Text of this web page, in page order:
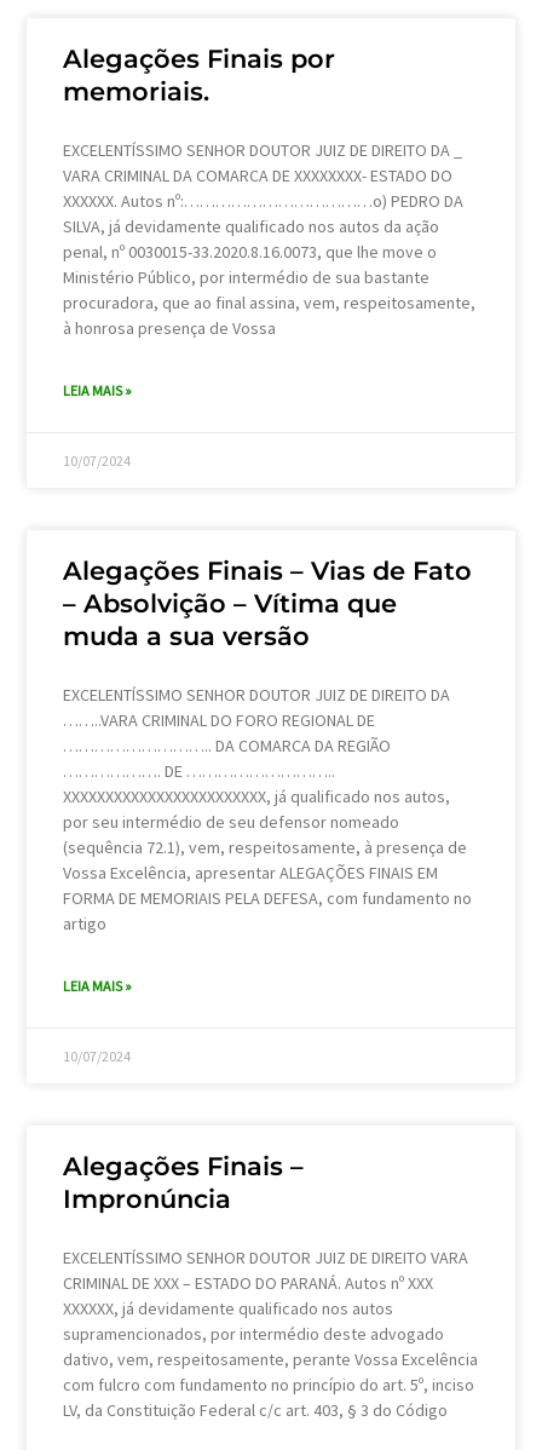
Alegações Finais por
memoriais.
EXCELENTÍSSIMO SENHOR DOUTOR JUIZ DE DIREITO DA _
VARA CRIMINAL DA COMARCA DE XXXXXXXX- ESTADO DO
XXXXXX. Autos nº:………………………………o) PEDRO DA
SILVA, já devidamente qualificado nos autos da ação
penal, nº 0030015-33.2020.8.16.0073, que lhe move o
Ministério Público, por intermédio de sua bastante
procuradora, que ao final assina, vem, respeitosamente,
à honrosa presença de Vossa
LEIA MAIS »
10/07/2024
Alegações Finais – Vias de Fato
– Absolvição – Vítima que
muda a sua versão
EXCELENTÍSSIMO SENHOR DOUTOR JUIZ DE DIREITO DA
……..VARA CRIMINAL DO FORO REGIONAL DE
……………………….. DA COMARCA DA REGIÃO
………………. DE ………………………..
XXXXXXXXXXXXXXXXXXXXXXXX, já qualificado nos autos,
por seu intermédio de seu defensor nomeado
(sequência 72.1), vem, respeitosamente, à presença de
Vossa Excelência, apresentar ALEGAÇÕES FINAIS EM
FORMA DE MEMORIAIS PELA DEFESA, com fundamento no
artigo
LEIA MAIS »
10/07/2024
Alegações Finais –
Impronúncia
EXCELENTÍSSIMO SENHOR DOUTOR JUIZ DE DIREITO VARA
CRIMINAL DE XXX – ESTADO DO PARANÁ. Autos nº XXX
XXXXXX, já devidamente qualificado nos autos
supramencionados, por intermédio deste advogado
dativo, vem, respeitosamente, perante Vossa Excelência
com fulcro com fundamento no princípio do art. 5º, inciso
LV, da Constituição Federal c/c art. 403, § 3 do Código